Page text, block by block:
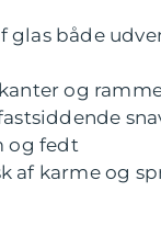
glas både
og
og fedt
af karme og